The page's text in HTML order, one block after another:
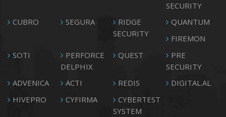
SECURITY
CUBRO
SEGURA
RIDGE
SECURITY
QUANTUM
FIREMON
SOTI
PERFORCE
DELPHIX
QUEST
PRE
SECURITY
ADVENICA
ACTI REDIS
DIGITAL.AL
HIVEPRO
CYFIRMA
CYBERTEST
SYSTEM